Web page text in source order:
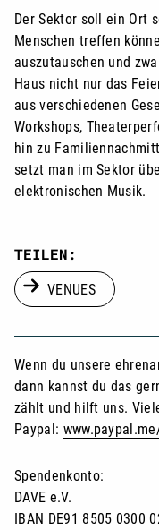
Der Sektor soll ein Ort
Menschen treffen
auszutauschen und
Haus nicht nur das
aus verschiedenen
Workshops,
hin zu
setzt man im Sektor
elektronischen Musik.
TEILEN:
VENUES
Wenn du unsere
dann kannst du das
zählt und hilft uns.
Paypal:
Spendenkonto:
DAVE e.V.
IBAN DE91 8505 0300